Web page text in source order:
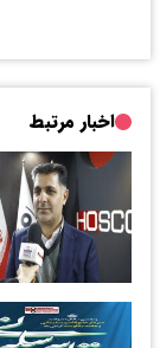
اخبار مرتبط